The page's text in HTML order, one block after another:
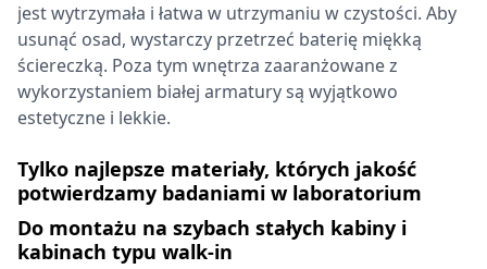
jest wytrzymała i łatwa w utrzymaniu w czystości. Aby
usunąć osad, wystarczy przetrzeć baterię miękką
ściereczką. Poza tym wnętrza zaaranżowane z
wykorzystaniem białej armatury są wyjątkowo
estetyczne i lekkie.
Tylko najlepsze materiały, których jakość
potwierdzamy badaniami w laboratorium
Do montażu na szybach stałych kabiny i
kabinach typu walk-in